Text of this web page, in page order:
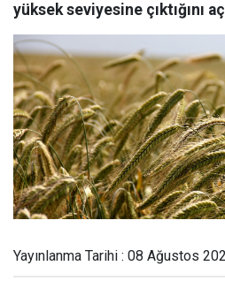
yüksek seviyesine çıktığını
Yayınlanma Tarihi : 08 Ağustos